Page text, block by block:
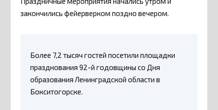
закончились фейерверком поздно вечером.
Более 7,2 тысяч гостей посетили площадки
празднования 92-й годовщины со Дня
образования Ленинградской области в
Бокситогорске.